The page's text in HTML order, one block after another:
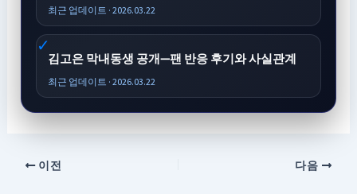
최근 업데이트 · 2026.03.22
김고은 막내동생 공개—팬 반응 후기와 사실관계
최근 업데이트 · 2026.03.22
이전 다음